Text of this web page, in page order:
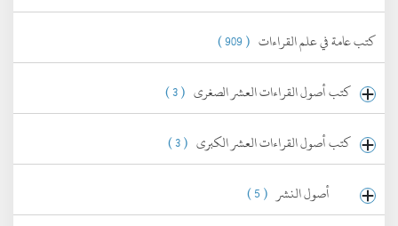
كتب عامة في علم القراءات ( 909 )
كتب أصول القراءات العشر الصغرى ( 3 )
كتب أصول القراءات العشر الكبرى ( 3 )
أصول النشر ( 5 )